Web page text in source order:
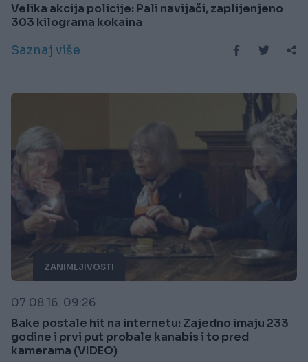
Velika akcija policije: Pali navijači, zaplijenjeno
303 kilograma kokaina
Saznaj više
ZANIMLJIVOSTI
07.08.16. 09:26
Bake postale hit na internetu: Zajedno imaju 233
godine i prvi put probale kanabis i to pred
kamerama (VIDEO)